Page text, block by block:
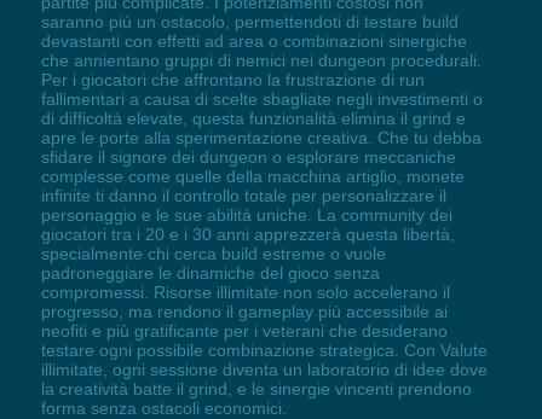
saranno più un ostacolo, permettendoti di testare build
devastanti con effetti ad area o combinazioni sinergiche
che annientano gruppi di nemici nei dungeon procedurali.
Per i giocatori che affrontano la frustrazione di run
fallimentari a causa di scelte sbagliate negli investimenti o
di difficoltà elevate, questa funzionalità elimina il grind e
apre le porte alla sperimentazione creativa. Che tu debba
sfidare il signore dei dungeon o esplorare meccaniche
complesse come quelle della macchina artiglio, monete
infinite ti danno il controllo totale per personalizzare il
personaggio e le sue abilità uniche. La community dei
giocatori tra i 20 e i 30 anni apprezzerà questa libertà,
specialmente chi cerca build estreme o vuole
padroneggiare le dinamiche del gioco senza
compromessi. Risorse illimitate non solo accelerano il
progresso, ma rendono il gameplay più accessibile ai
neofiti e più gratificante per i veterani che desiderano
testare ogni possibile combinazione strategica. Con Valute
illimitate, ogni sessione diventa un laboratorio di idee dove
la creatività batte il grind, e le sinergie vincenti prendono
forma senza ostacoli economici.